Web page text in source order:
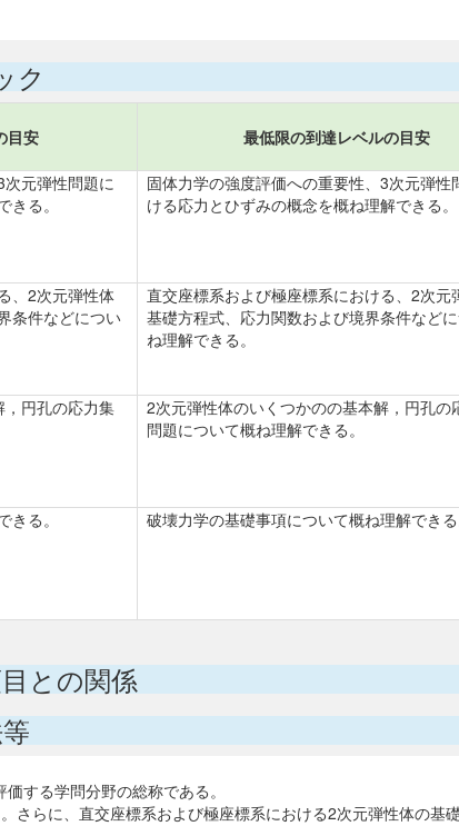
ク
目安 最低限の到達レベルの目安
元弾性問題に
る。
固体力学の強度評価への重要性、3次元弾性
ける応力とひずみの概念を概ね理解できる。
、2次元弾性体
条件などについ
直交座標系および極座標系における、2次元
基礎方程式、応力関数および境界条件など
ね理解できる。
円孔の応力集
2次元弾性体のいくつかのの基本解，円孔の
問題について概ね理解できる。
る。 破壊力学の基礎事項について概ね理解できる
との関係
する学問分野の総称である。
らに、直交座標系および極座標系における2次元弾性体の基